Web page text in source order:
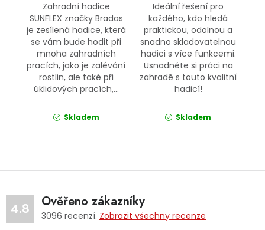
Zahradní hadice
SUNFLEX značky Bradas
je zesílená hadice, která
se vám bude hodit při
mnoha zahradních
pracích, jako je zalévání
rostlin, ale také při
úklidových pracích,...
Skladem
Ideální řešení pro
každého, kdo hledá
praktickou, odolnou a
snadno skladovatelnou
hadici s více funkcemi.
Usnadněte si práci na
zahradě s touto kvalitní
hadicí!
Skladem
4.8 Ověřeno zákazníky
3096 recenzí. Zobrazit všechny recenze